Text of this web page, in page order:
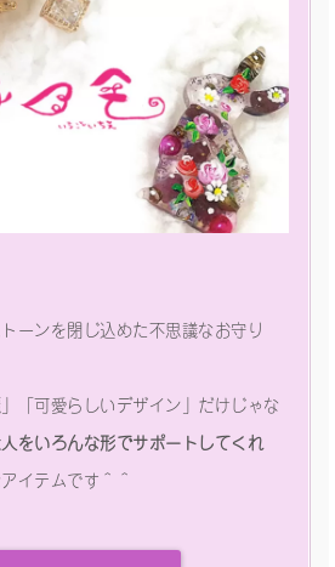
ーンを閉じ込めた不思議なお守り
「可愛らしいデザイン」だけじゃな
をいろんな形でサポートしてくれ
イテムです＾＾